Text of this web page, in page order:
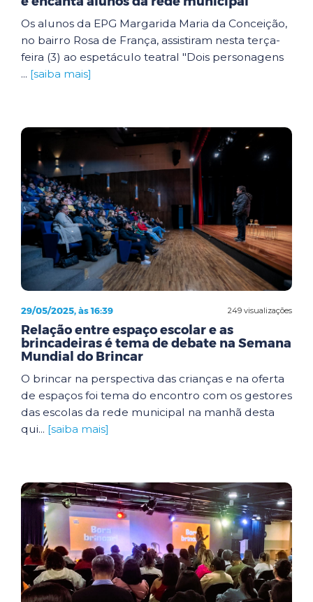
Os alunos da EPG Margarida Maria da Conceição,
no bairro Rosa de França, assistiram nesta terça-
feira (3) ao espetáculo teatral "Dois personagens
... [saiba mais]
249 visualizações
29/05/2025, às 16:39
Relação entre espaço escolar e as
brincadeiras é tema de debate na Semana
Mundial do Brincar
O brincar na perspectiva das crianças e na oferta
de espaços foi tema do encontro com os gestores
das escolas da rede municipal na manhã desta
qui... [saiba mais]